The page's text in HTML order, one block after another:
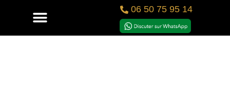
06 50 75 95 14